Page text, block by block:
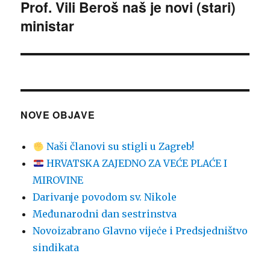
Sljedeća
objava:
Prof. Vili Beroš naš je novi (stari)
ministar
NOVE OBJAVE
Naši članovi su stigli u Zagreb!
HRVATSKA ZAJEDNO ZA VEĆE PLAĆE I
MIROVINE
Darivanje povodom sv. Nikole
Međunarodni dan sestrinstva
Novoizabrano Glavno vijeċe i Predsjedništvo
sindikata